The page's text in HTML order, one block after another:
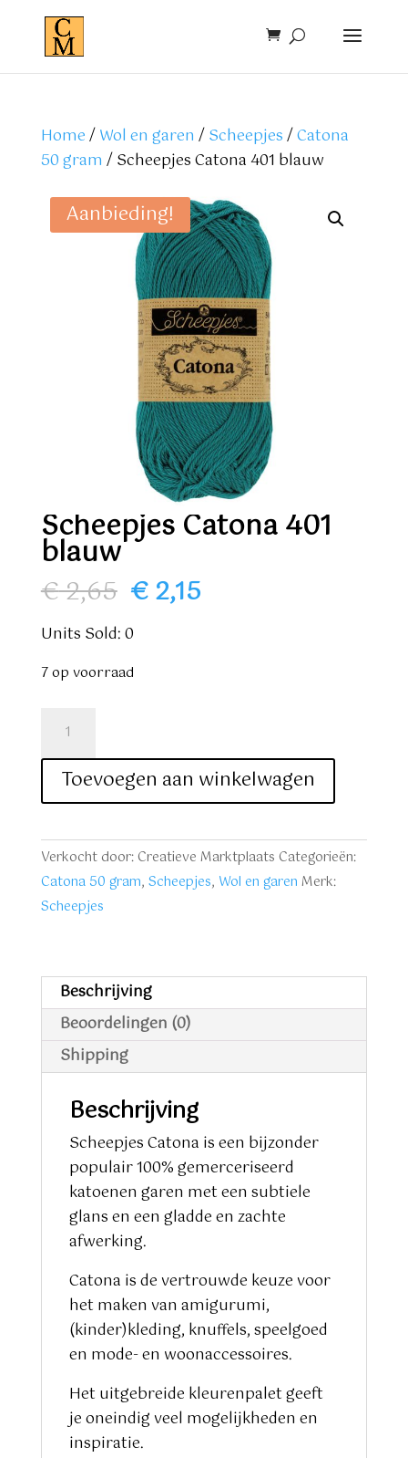
Home/Wol en garen /Scheepjes/Catona
50 gram / Scheepjes Catona 401 blauw
Aanbieding!
Scheepjes Catona 401
blauw
€2,65 Oorspronkelijke
prijs
was:
€ 2,65.
€2,15Huidige
Units Sold: 0
7 op voorraad
Catona
401
blauw
Toevoegen aan winkelwagen
Verkocht door: Creatieve Marktplaats Categorieën:
Catona 50 gram, Scheepjes, Wol en garen Merk:
Scheepjes
Beschrijving
Beoordelingen (0)
Shipping
Beschrijving
Scheepjes Catona is een bijzonder
populair 100% gemerceriseerd
katoenen garen met een subtiele
glans en een gladde en zachte
afwerking.
Catona is de vertrouwde keuze voor
het maken van amigurumi,
(kinder)kleding, knuffels, speelgoed
en mode- en woonaccessoires.
Het uitgebreide kleurenpalet geeft
je oneindig veel mogelijkheden en
inspiratie.